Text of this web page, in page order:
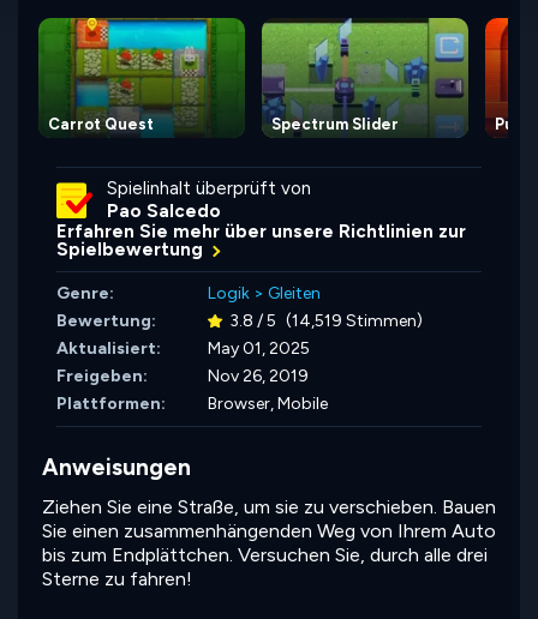
Carrot Quest Spectrum Slider
Spielinhalt überprüft von
Pao Salcedo
Erfahren Sie mehr über unsere Richtlinien zur
Spielbewertung
Genre: Logik > Gleiten
Bewertung:
3.8 / 5 (14,519 Stimmen)
Aktualisiert:
May 01, 2025
Freigeben:
Nov 26, 2019
Plattformen:
Browser, Mobile
Anweisungen
Ziehen Sie eine Straße, um sie zu verschieben. Bauen
Sie einen zusammenhängenden Weg von Ihrem Auto
bis zum Endplättchen. Versuchen Sie, durch alle drei
Sterne zu fahren!